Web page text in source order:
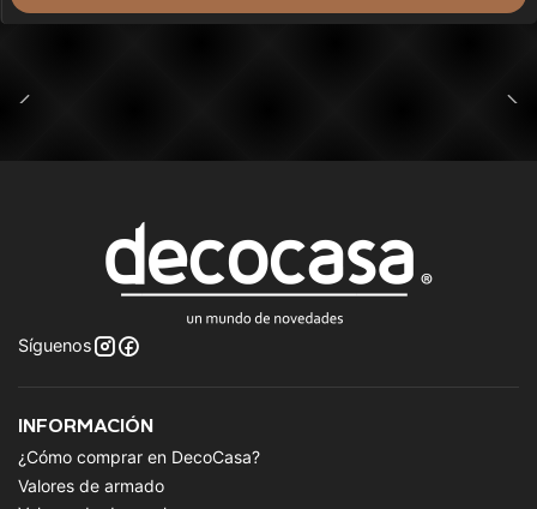
Síguenos
INFORMACIÓN
¿Cómo comprar en DecoCasa?
Valores de armado